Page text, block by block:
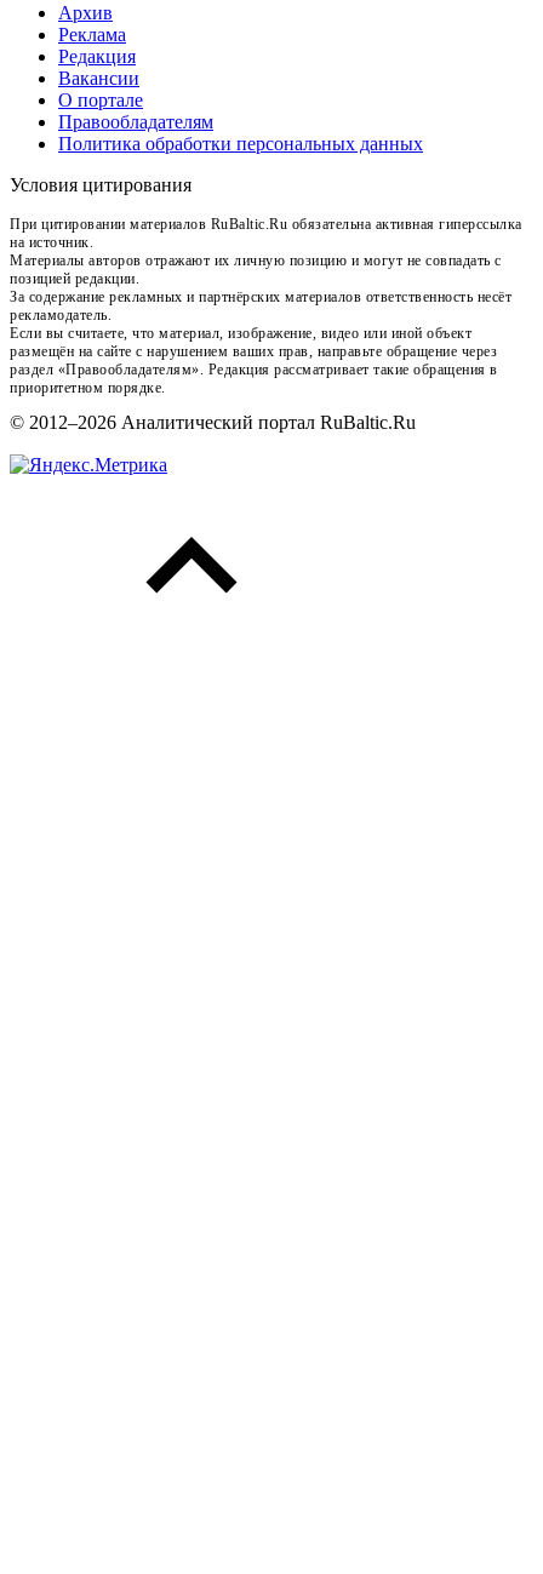
Архив
Реклама
Редакция
Вакансии
О портале
Правообладателям
Политика обработки персональных данных
Условия цитирования
При цитировании материалов RuBaltic.Ru обязательна активная гиперссылка
на источник.
Материалы авторов отражают их личную позицию и могут не совпадать с
позицией редакции.
За содержание рекламных и партнёрских материалов ответственность несёт
рекламодатель.
Если вы считаете, что материал, изображение, видео или иной объект
размещён на сайте с нарушением ваших прав, направьте обращение через
раздел «Правообладателям». Редакция рассматривает такие обращения в
приоритетном порядке.
© 2012–2026 Аналитический портал RuBaltic.Ru